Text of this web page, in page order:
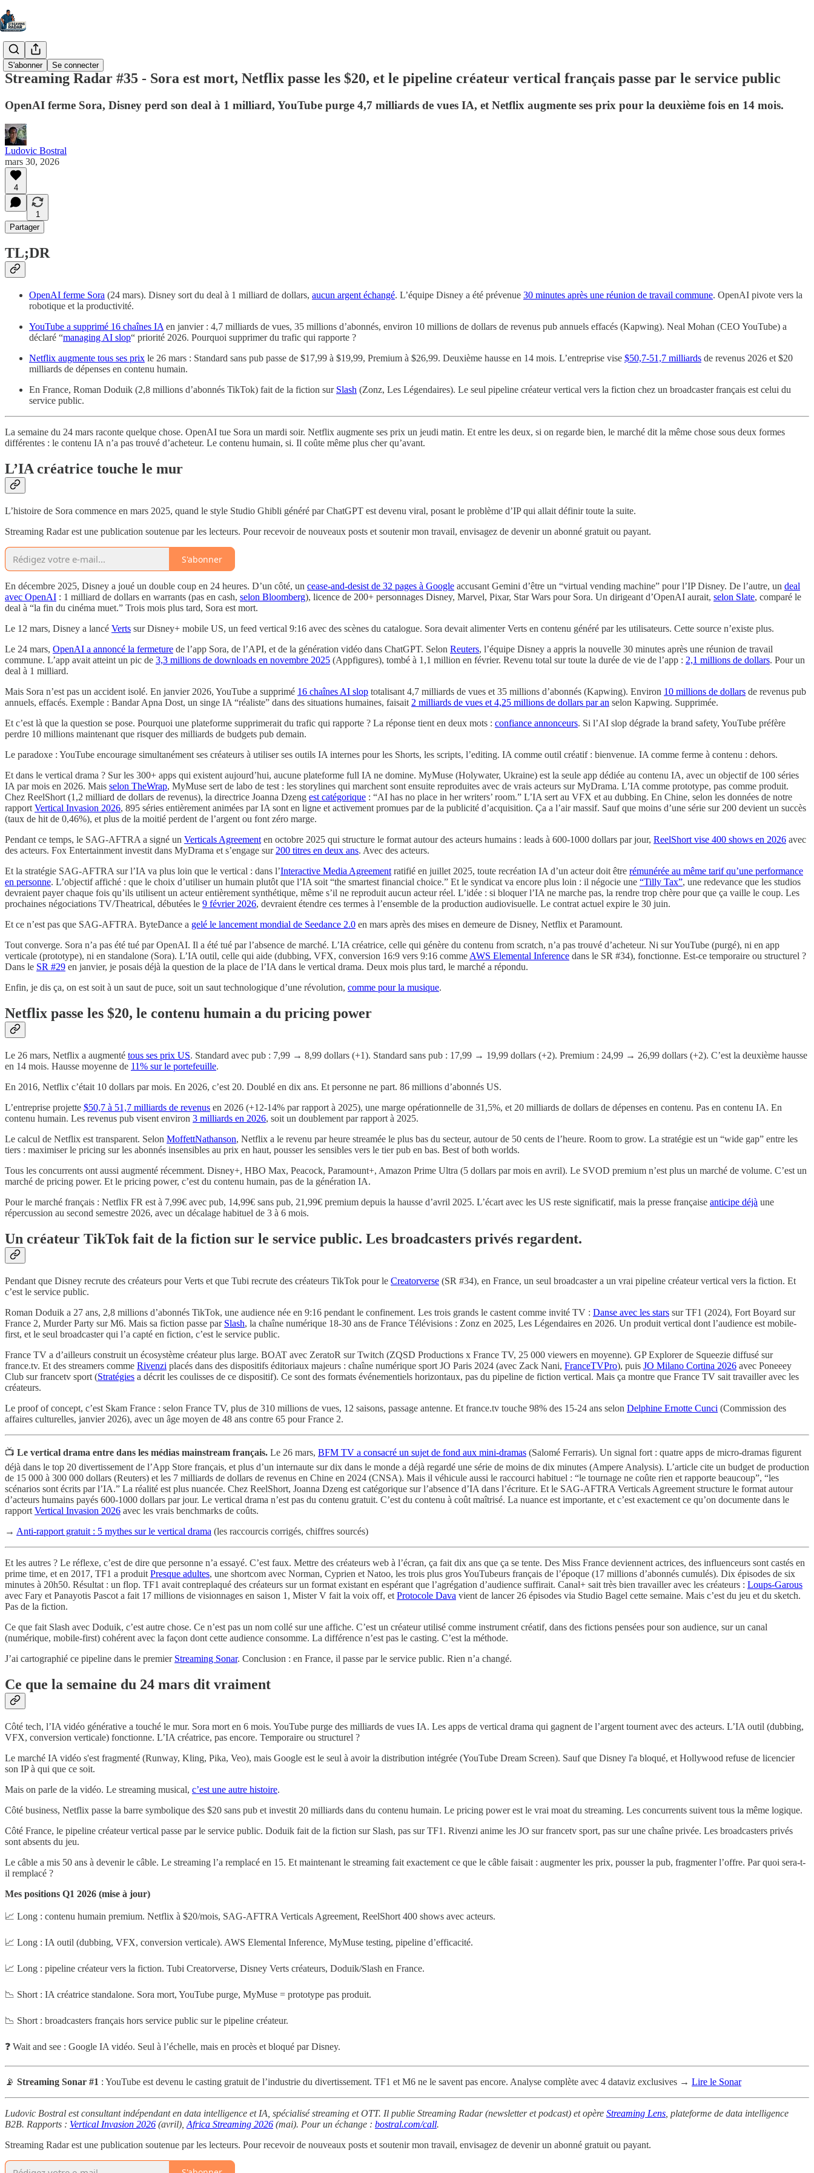
S'abonner Se connecter
Streaming Radar #35 - Sora est mort, Netflix passe les $20, et le pipeline créateur vertical français passe par le service public
OpenAI ferme Sora, Disney perd son deal à 1 milliard, YouTube purge 4,7 milliards de vues IA, et Netflix augmente ses prix pour la deuxième fois en 14 mois.
Ludovic Bostral
mars 30, 2026
4
1
Partager
TL;DR
OpenAI ferme Sora (24 mars). Disney sort du deal à 1 milliard de dollars, aucun argent échangé. L’équipe Disney a été prévenue 30 minutes après une réunion de travail commune. OpenAI pivote vers la
robotique et la productivité.
YouTube a supprimé 16 chaînes IA en janvier : 4,7 milliards de vues, 35 millions d’abonnés, environ 10 millions de dollars de revenus pub annuels effacés (Kapwing). Neal Mohan (CEO YouTube) a
déclaré “managing AI slop“ priorité 2026. Pourquoi supprimer du trafic qui rapporte ?
Netflix augmente tous ses prix le 26 mars : Standard sans pub passe de $17,99 à $19,99, Premium à $26,99. Deuxième hausse en 14 mois. L’entreprise vise $50,7-51,7 milliards de revenus 2026 et $20
milliards de dépenses en contenu humain.
En France, Roman Doduik (2,8 millions d’abonnés TikTok) fait de la fiction sur Slash (Zonz, Les Légendaires). Le seul pipeline créateur vertical vers la fiction chez un broadcaster français est celui du
service public.
La semaine du 24 mars raconte quelque chose. OpenAI tue Sora un mardi soir. Netflix augmente ses prix un jeudi matin. Et entre les deux, si on regarde bien, le marché dit la même chose sous deux formes
différentes : le contenu IA n’a pas trouvé d’acheteur. Le contenu humain, si. Il coûte même plus cher qu’avant.
L’IA créatrice touche le mur
L’histoire de Sora commence en mars 2025, quand le style Studio Ghibli généré par ChatGPT est devenu viral, posant le problème d’IP qui allait définir toute la suite.
Streaming Radar est une publication soutenue par les lecteurs. Pour recevoir de nouveaux posts et soutenir mon travail, envisagez de devenir un abonné gratuit ou payant.
S'abonner
En décembre 2025, Disney a joué un double coup en 24 heures. D’un côté, un cease-and-desist de 32 pages à Google accusant Gemini d’être un “virtual vending machine” pour l’IP Disney. De l’autre, un deal
avec OpenAI : 1 milliard de dollars en warrants (pas en cash, selon Bloomberg), licence de 200+ personnages Disney, Marvel, Pixar, Star Wars pour Sora. Un dirigeant d’OpenAI aurait, selon Slate, comparé le
deal à “la fin du cinéma muet.” Trois mois plus tard, Sora est mort.
Le 12 mars, Disney a lancé Verts sur Disney+ mobile US, un feed vertical 9:16 avec des scènes du catalogue. Sora devait alimenter Verts en contenu généré par les utilisateurs. Cette source n’existe plus.
Le 24 mars, OpenAI a annoncé la fermeture de l’app Sora, de l’API, et de la génération vidéo dans ChatGPT. Selon Reuters, l’équipe Disney a appris la nouvelle 30 minutes après une réunion de travail
commune. L’app avait atteint un pic de 3,3 millions de downloads en novembre 2025 (Appfigures), tombé à 1,1 million en février. Revenu total sur toute la durée de vie de l’app : 2,1 millions de dollars. Pour un
deal à 1 milliard.
Mais Sora n’est pas un accident isolé. En janvier 2026, YouTube a supprimé 16 chaînes AI slop totalisant 4,7 milliards de vues et 35 millions d’abonnés (Kapwing). Environ 10 millions de dollars de revenus pub
annuels, effacés. Exemple : Bandar Apna Dost, un singe IA “réaliste” dans des situations humaines, faisait 2 milliards de vues et 4,25 millions de dollars par an selon Kapwing. Supprimée.
Et c’est là que la question se pose. Pourquoi une plateforme supprimerait du trafic qui rapporte ? La réponse tient en deux mots : confiance annonceurs. Si l’AI slop dégrade la brand safety, YouTube préfère
perdre 10 millions maintenant que risquer des milliards de budgets pub demain.
Le paradoxe : YouTube encourage simultanément ses créateurs à utiliser ses outils IA internes pour les Shorts, les scripts, l’editing. IA comme outil créatif : bienvenue. IA comme ferme à contenu : dehors.
Et dans le vertical drama ? Sur les 300+ apps qui existent aujourd’hui, aucune plateforme full IA ne domine. MyMuse (Holywater, Ukraine) est la seule app dédiée au contenu IA, avec un objectif de 100 séries
IA par mois en 2026. Mais selon TheWrap, MyMuse sert de labo de test : les storylines qui marchent sont ensuite reproduites avec de vrais acteurs sur MyDrama. L’IA comme prototype, pas comme produit.
Chez ReelShort (1,2 milliard de dollars de revenus), la directrice Joanna Dzeng est catégorique : “AI has no place in her writers’ room.” L’IA sert au VFX et au dubbing. En Chine, selon les données de notre
rapport Vertical Invasion 2026, 895 séries entièrement animées par IA sont en ligne et activement promues par de la publicité d’acquisition. Ça a l’air massif. Sauf que moins d’une série sur 200 devient un succès
(taux de hit de 0,46%), et plus de la moitié perdent de l’argent ou font zéro marge.
Pendant ce temps, le SAG-AFTRA a signé un Verticals Agreement en octobre 2025 qui structure le format autour des acteurs humains : leads à 600-1000 dollars par jour, ReelShort vise 400 shows en 2026 avec
des acteurs. Fox Entertainment investit dans MyDrama et s’engage sur 200 titres en deux ans. Avec des acteurs.
Et la stratégie SAG-AFTRA sur l’IA va plus loin que le vertical : dans l’Interactive Media Agreement ratifié en juillet 2025, toute recréation IA d’un acteur doit être rémunérée au même tarif qu’une performance
en personne. L’objectif affiché : que le choix d’utiliser un humain plutôt que l’IA soit “the smartest financial choice.” Et le syndicat va encore plus loin : il négocie une “Tilly Tax”, une redevance que les studios
devraient payer chaque fois qu’ils utilisent un acteur entièrement synthétique, même s’il ne reproduit aucun acteur réel. L’idée : si bloquer l’IA ne marche pas, la rendre trop chère pour que ça vaille le coup. Les
prochaines négociations TV/Theatrical, débutées le 9 février 2026, devraient étendre ces termes à l’ensemble de la production audiovisuelle. Le contrat actuel expire le 30 juin.
Et ce n’est pas que SAG-AFTRA. ByteDance a gelé le lancement mondial de Seedance 2.0 en mars après des mises en demeure de Disney, Netflix et Paramount.
Tout converge. Sora n’a pas été tué par OpenAI. Il a été tué par l’absence de marché. L’IA créatrice, celle qui génère du contenu from scratch, n’a pas trouvé d’acheteur. Ni sur YouTube (purgé), ni en app
verticale (prototype), ni en standalone (Sora). L’IA outil, celle qui aide (dubbing, VFX, conversion 16:9 vers 9:16 comme AWS Elemental Inference dans le SR #34), fonctionne. Est-ce temporaire ou structurel ?
Dans le SR #29 en janvier, je posais déjà la question de la place de l’IA dans le vertical drama. Deux mois plus tard, le marché a répondu.
Enfin, je dis ça, on est soit à un saut de puce, soit un saut technologique d’une révolution, comme pour la musique.
Netflix passe les $20, le contenu humain a du pricing power
Le 26 mars, Netflix a augmenté tous ses prix US. Standard avec pub : 7,99 → 8,99 dollars (+1). Standard sans pub : 17,99 → 19,99 dollars (+2). Premium : 24,99 → 26,99 dollars (+2). C’est la deuxième hausse
en 14 mois. Hausse moyenne de 11% sur le portefeuille.
En 2016, Netflix c’était 10 dollars par mois. En 2026, c’est 20. Doublé en dix ans. Et personne ne part. 86 millions d’abonnés US.
L’entreprise projette $50,7 à 51,7 milliards de revenus en 2026 (+12-14% par rapport à 2025), une marge opérationnelle de 31,5%, et 20 milliards de dollars de dépenses en contenu. Pas en contenu IA. En
contenu humain. Les revenus pub visent environ 3 milliards en 2026, soit un doublement par rapport à 2025.
Le calcul de Netflix est transparent. Selon MoffettNathanson, Netflix a le revenu par heure streamée le plus bas du secteur, autour de 50 cents de l’heure. Room to grow. La stratégie est un “wide gap” entre les
tiers : maximiser le pricing sur les abonnés insensibles au prix en haut, pousser les sensibles vers le tier pub en bas. Best of both worlds.
Tous les concurrents ont aussi augmenté récemment. Disney+, HBO Max, Peacock, Paramount+, Amazon Prime Ultra (5 dollars par mois en avril). Le SVOD premium n’est plus un marché de volume. C’est un
marché de pricing power. Et le pricing power, c’est du contenu humain, pas de la génération IA.
Pour le marché français : Netflix FR est à 7,99€ avec pub, 14,99€ sans pub, 21,99€ premium depuis la hausse d’avril 2025. L’écart avec les US reste significatif, mais la presse française anticipe déjà une
répercussion au second semestre 2026, avec un décalage habituel de 3 à 6 mois.
Un créateur TikTok fait de la fiction sur le service public. Les broadcasters privés regardent.
Pendant que Disney recrute des créateurs pour Verts et que Tubi recrute des créateurs TikTok pour le Creatorverse (SR #34), en France, un seul broadcaster a un vrai pipeline créateur vertical vers la fiction. Et
c’est le service public.
Roman Doduik a 27 ans, 2,8 millions d’abonnés TikTok, une audience née en 9:16 pendant le confinement. Les trois grands le castent comme invité TV : Danse avec les stars sur TF1 (2024), Fort Boyard sur
France 2, Murder Party sur M6. Mais sa fiction passe par Slash, la chaîne numérique 18-30 ans de France Télévisions : Zonz en 2025, Les Légendaires en 2026. Un produit vertical dont l’audience est mobile-
first, et le seul broadcaster qui l’a capté en fiction, c’est le service public.
France TV a d’ailleurs construit un écosystème créateur plus large. BOAT avec ZeratoR sur Twitch (ZQSD Productions x France TV, 25 000 viewers en moyenne). GP Explorer de Squeezie diffusé sur
france.tv. Et des streamers comme Rivenzi placés dans des dispositifs éditoriaux majeurs : chaîne numérique sport JO Paris 2024 (avec Zack Nani, FranceTVPro), puis JO Milano Cortina 2026 avec Poneeey
Club sur francetv sport (Stratégies a décrit les coulisses de ce dispositif). Ce sont des formats événementiels horizontaux, pas du pipeline de fiction vertical. Mais ça montre que France TV sait travailler avec les
créateurs.
Le proof of concept, c’est Skam France : selon France TV, plus de 310 millions de vues, 12 saisons, passage antenne. Et france.tv touche 98% des 15-24 ans selon Delphine Ernotte Cunci (Commission des
affaires culturelles, janvier 2026), avec un âge moyen de 48 ans contre 65 pour France 2.
📺 Le vertical drama entre dans les médias mainstream français. Le 26 mars, BFM TV a consacré un sujet de fond aux mini-dramas (Salomé Ferraris). Un signal fort : quatre apps de micro-dramas figurent
déjà dans le top 20 divertissement de l’App Store français, et plus d’un internaute sur dix dans le monde a déjà regardé une série de moins de dix minutes (Ampere Analysis). L’article cite un budget de production
de 15 000 à 300 000 dollars (Reuters) et les 7 milliards de dollars de revenus en Chine en 2024 (CNSA). Mais il véhicule aussi le raccourci habituel : “le tournage ne coûte rien et rapporte beaucoup”, “les
scénarios sont écrits par l’IA.” La réalité est plus nuancée. Chez ReelShort, Joanna Dzeng est catégorique sur l’absence d’IA dans l’écriture. Et le SAG-AFTRA Verticals Agreement structure le format autour
d’acteurs humains payés 600-1000 dollars par jour. Le vertical drama n’est pas du contenu gratuit. C’est du contenu à coût maîtrisé. La nuance est importante, et c’est exactement ce qu’on documente dans le
rapport Vertical Invasion 2026 avec les vrais benchmarks de coûts.
→ Anti-rapport gratuit : 5 mythes sur le vertical drama (les raccourcis corrigés, chiffres sourcés)
Et les autres ? Le réflexe, c’est de dire que personne n’a essayé. C’est faux. Mettre des créateurs web à l’écran, ça fait dix ans que ça se tente. Des Miss France deviennent actrices, des influenceurs sont castés en
prime time, et en 2017, TF1 a produit Presque adultes, une shortcom avec Norman, Cyprien et Natoo, les trois plus gros YouTubeurs français de l’époque (17 millions d’abonnés cumulés). Dix épisodes de six
minutes à 20h50. Résultat : un flop. TF1 avait contreplaqué des créateurs sur un format existant en espérant que l’agrégation d’audience suffirait. Canal+ sait très bien travailler avec les créateurs : Loups-Garous
avec Fary et Panayotis Pascot a fait 17 millions de visionnages en saison 1, Mister V fait la voix off, et Protocole Dava vient de lancer 26 épisodes via Studio Bagel cette semaine. Mais c’est du jeu et du sketch.
Pas de la fiction.
Ce que fait Slash avec Doduik, c’est autre chose. Ce n’est pas un nom collé sur une affiche. C’est un créateur utilisé comme instrument créatif, dans des fictions pensées pour son audience, sur un canal
(numérique, mobile-first) cohérent avec la façon dont cette audience consomme. La différence n’est pas le casting. C’est la méthode.
J’ai cartographié ce pipeline dans le premier Streaming Sonar. Conclusion : en France, il passe par le service public. Rien n’a changé.
Ce que la semaine du 24 mars dit vraiment
Côté tech, l’IA vidéo générative a touché le mur. Sora mort en 6 mois. YouTube purge des milliards de vues IA. Les apps de vertical drama qui gagnent de l’argent tournent avec des acteurs. L’IA outil (dubbing,
VFX, conversion verticale) fonctionne. L’IA créatrice, pas encore. Temporaire ou structurel ?
Le marché IA vidéo s'est fragmenté (Runway, Kling, Pika, Veo), mais Google est le seul à avoir la distribution intégrée (YouTube Dream Screen). Sauf que Disney l'a bloqué, et Hollywood refuse de licencier
son IP à qui que ce soit.
Mais on parle de la vidéo. Le streaming musical, c’est une autre histoire.
Côté business, Netflix passe la barre symbolique des $20 sans pub et investit 20 milliards dans du contenu humain. Le pricing power est le vrai moat du streaming. Les concurrents suivent tous la même logique.
Côté France, le pipeline créateur vertical passe par le service public. Doduik fait de la fiction sur Slash, pas sur TF1. Rivenzi anime les JO sur francetv sport, pas sur une chaîne privée. Les broadcasters privés
sont absents du jeu.
Le câble a mis 50 ans à devenir le câble. Le streaming l’a remplacé en 15. Et maintenant le streaming fait exactement ce que le câble faisait : augmenter les prix, pousser la pub, fragmenter l’offre. Par quoi sera-t-
il remplacé ?
Mes positions Q1 2026 (mise à jour)
📈 Long : contenu humain premium. Netflix à $20/mois, SAG-AFTRA Verticals Agreement, ReelShort 400 shows avec acteurs.
📈 Long : IA outil (dubbing, VFX, conversion verticale). AWS Elemental Inference, MyMuse testing, pipeline d’efficacité.
📈 Long : pipeline créateur vers la fiction. Tubi Creatorverse, Disney Verts créateurs, Doduik/Slash en France.
📉 Short : IA créatrice standalone. Sora mort, YouTube purge, MyMuse = prototype pas produit.
📉 Short : broadcasters français hors service public sur le pipeline créateur.
❓ Wait and see : Google IA vidéo. Seul à l’échelle, mais en procès et bloqué par Disney.
📡 Streaming Sonar #1 : YouTube est devenu le casting gratuit de l’industrie du divertissement. TF1 et M6 ne le savent pas encore. Analyse complète avec 4 dataviz exclusives → Lire le Sonar
Ludovic Bostral est consultant indépendant en data intelligence et IA, spécialisé streaming et OTT. Il publie Streaming Radar (newsletter et podcast) et opère Streaming Lens , plateforme de data intelligence
B2B. Rapports : Vertical Invasion 2026 (avril), Africa Streaming 2026 (mai). Pour un échange : bostral.com/call.
Streaming Radar est une publication soutenue par les lecteurs. Pour recevoir de nouveaux posts et soutenir mon travail, envisagez de devenir un abonné gratuit ou payant.